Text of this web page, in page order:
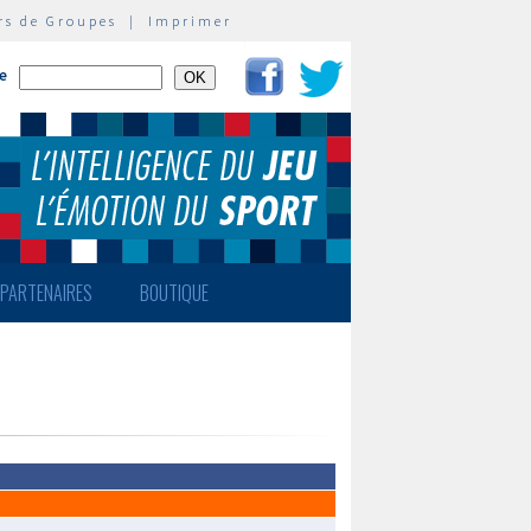
de Groupes | Imprimer
PARTENAIRES BOUTIQUE